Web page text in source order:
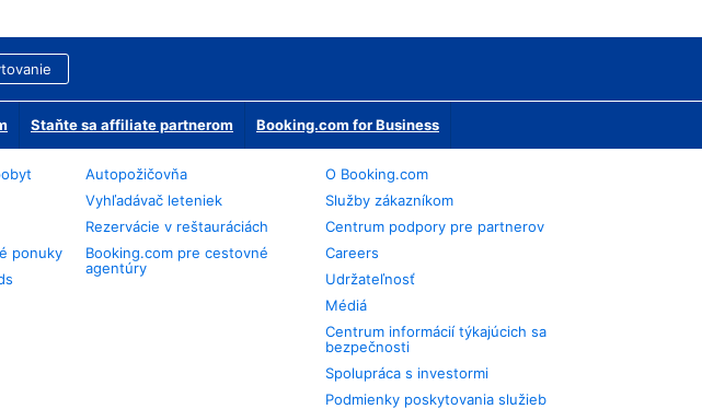
Staňte sa affiliate partnerom Booking.com for Business
ponuky
Autopožičovňa
Vyhľadávač leteniek
Rezervácie v reštauráciách
Booking.com pre cestovné
agentúry
O Booking.com
Služby zákazníkom
Centrum podpory pre partnerov
Careers
Udržateľnosť
Médiá
Centrum informácií týkajúcich sa
bezpečnosti
Spolupráca s investormi
Podmienky poskytovania služieb